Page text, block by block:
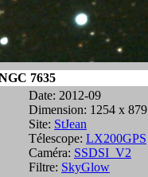
7635
Date: 2012-09
Dimension: 1254 x 879
Site: StJean
Télescope: LX200GPS
Caméra: SSDSI_V2
Filtre: SkyGlow